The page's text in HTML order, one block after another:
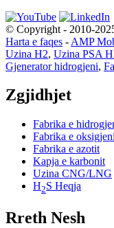
© Copyright - 2010-
Harta e faqes - AMP
Uzina H2, Uzina PSA
Gjenerator hidrogjeni,
Zgjidhjet
Fabrika e
Fabrika e
Fabrika e azotit
Kapja e karbonit
Uzina CNG/LNG
H2S Heqja
Rreth Nesh